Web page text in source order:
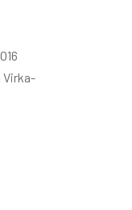
Virka-